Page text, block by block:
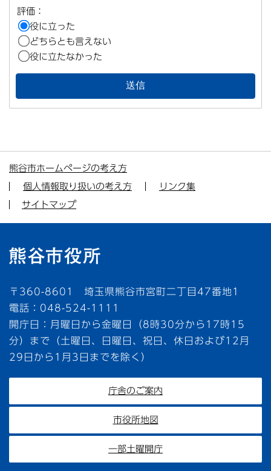
評価：
役に立った
どちらとも言えない
役に立たなかった
熊谷市ホームページの考え方
個人情報取り扱いの考え方
リンク集
サイトマップ
〒360-8601 埼玉県熊谷市宮町二丁目47番地1
電話：048-524-1111
開庁日：月曜日から金曜日（8時30分から17時15
分）まで（土曜日、日曜日、祝日、休日および12月
29日から1月3日までを除く）
庁舎のご案内
市役所地図
一部土曜開庁